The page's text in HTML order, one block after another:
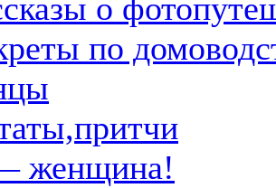
о
по
женщина!